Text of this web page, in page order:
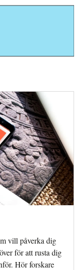
vill påverka dig
för att rusta dig
Hör forskare